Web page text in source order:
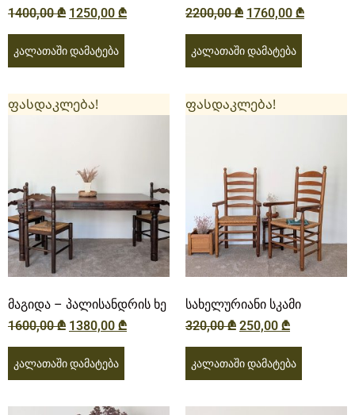
1400,00₾ 1250,00 ₾
კალათაში დამატება
2200,00₾ 1760,00 ₾
კალათაში დამატება
ფასდაკლება!
მაგიდა – პალისანდრის ხე
1600,00₾ 1380,00 ₾
კალათაში დამატება
ფასდაკლება!
სახელურიანი სკამი
320,00₾ 250,00 ₾
კალათაში დამატება